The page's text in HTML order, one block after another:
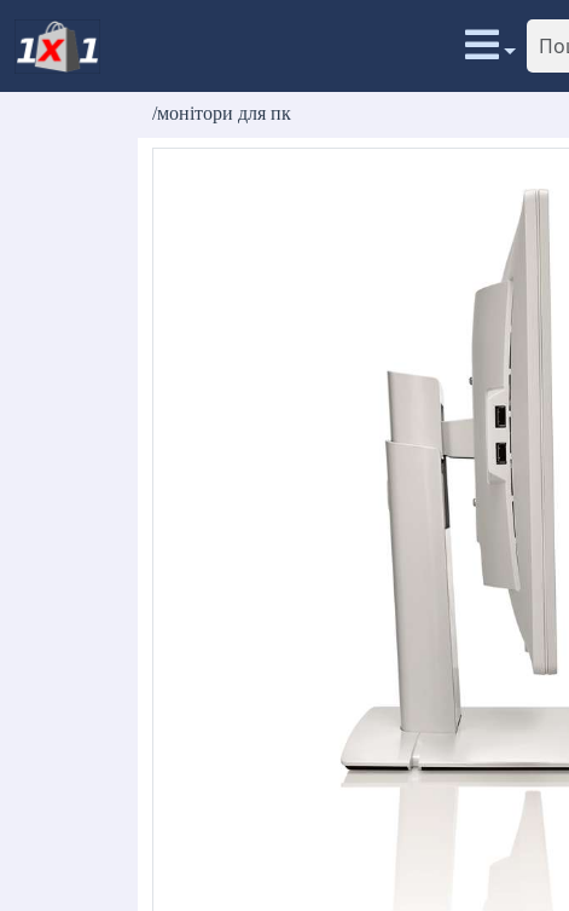
/монітори для пк